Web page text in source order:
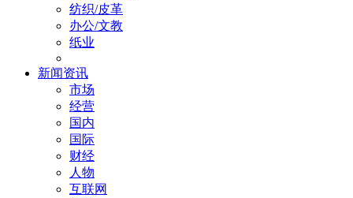
纺织/皮革
办公/文教
纸业
新闻资讯
市场
经营
国内
国际
财经
人物
互联网